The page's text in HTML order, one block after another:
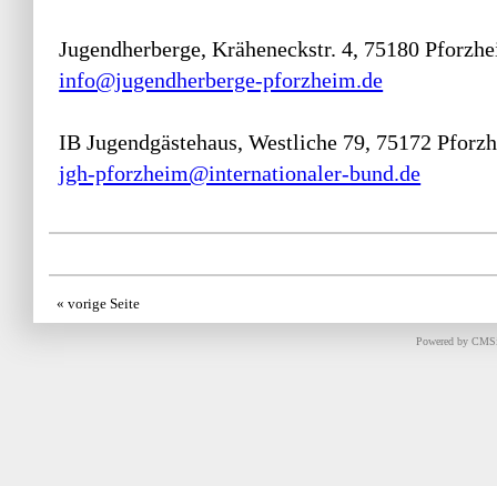
Jugendherberge, Kräheneckstr. 4, 75180
info@jugendherberge-pforzheim.de
IB Jugendgästehaus, Westliche 79, 75172
jgh-pforzheim@internationaler-bund.de
« vorige Seite
Powered by